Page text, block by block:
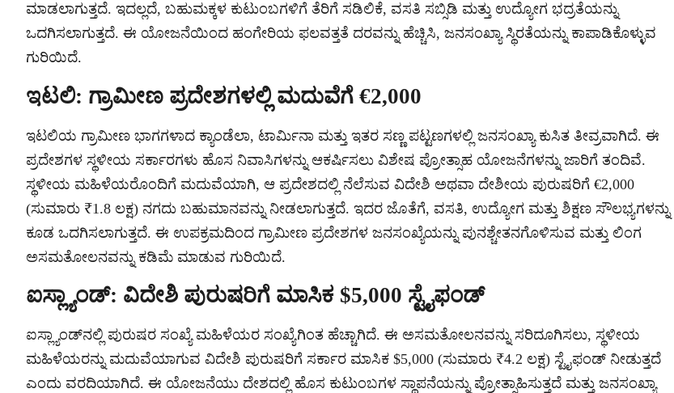
ಮಾಡಲಾಗುತ್ತದೆ. ಇದಲ್ಲದೆ, ಬಹುಮಕ್ಕಳ ಕುಟುಂಬಗಳಿಗೆ ತೆರಿಗೆ ಸಡಿಲಿಕೆ, ವಸತಿ ಸಬ್ಸಿಡಿ ಮತ್ತು ಉದ್ಯೋಗ ಭದ್ರತೆಯನ್ನು
ಒದಗಿಸಲಾಗುತ್ತದೆ. ಈ ಯೋಜನೆಯಿಂದ ಹಂಗೇರಿಯ ಫಲವತ್ತತೆ ದರವನ್ನು ಹೆಚ್ಚಿಸಿ, ಜನಸಂಖ್ಯಾ ಸ್ಥಿರತೆಯನ್ನು ಕಾಪಾಡಿಕೊಳ್ಳುವ
ಗುರಿಯಿದೆ.
ಇಟಲಿ: ಗ್ರಾಮೀಣ ಪ್ರದೇಶಗಳಲ್ಲಿ ಮದುವೆಗೆ €2,000
ಇಟಲಿಯ ಗ್ರಾಮೀಣ ಭಾಗಗಳಾದ ಕ್ಯಾಂಡೆಲಾ, ಟಾರ್ಮಿನಾ ಮತ್ತು ಇತರ ಸಣ್ಣ ಪಟ್ಟಣಗಳಲ್ಲಿ ಜನಸಂಖ್ಯಾ ಕುಸಿತ ತೀವ್ರವಾಗಿದೆ. ಈ
ಪ್ರದೇಶಗಳ ಸ್ಥಳೀಯ ಸರ್ಕಾರಗಳು ಹೊಸ ನಿವಾಸಿಗಳನ್ನು ಆಕರ್ಷಿಸಲು ವಿಶೇಷ ಪ್ರೋತ್ಸಾಹ ಯೋಜನೆಗಳನ್ನು ಜಾರಿಗೆ ತಂದಿವೆ.
ಸ್ಥಳೀಯ ಮಹಿಳೆಯರೊಂದಿಗೆ ಮದುವೆಯಾಗಿ, ಆ ಪ್ರದೇಶದಲ್ಲಿ ನೆಲೆಸುವ ವಿದೇಶಿ ಅಥವಾ ದೇಶೀಯ ಪುರುಷರಿಗೆ €2,000
(ಸುಮಾರು ₹1.8 ಲಕ್ಷ) ನಗದು ಬಹುಮಾನವನ್ನು ನೀಡಲಾಗುತ್ತದೆ. ಇದರ ಜೊತೆಗೆ, ವಸತಿ, ಉದ್ಯೋಗ ಮತ್ತು ಶಿಕ್ಷಣ ಸೌಲಭ್ಯಗಳನ್ನು
ಕೂಡ ಒದಗಿಸಲಾಗುತ್ತದೆ. ಈ ಉಪಕ್ರಮದಿಂದ ಗ್ರಾಮೀಣ ಪ್ರದೇಶಗಳ ಜನಸಂಖ್ಯೆಯನ್ನು ಪುನಶ್ಚೇತನಗೊಳಿಸುವ ಮತ್ತು ಲಿಂಗ
ಅಸಮತೋಲನವನ್ನು ಕಡಿಮೆ ಮಾಡುವ ಗುರಿಯಿದೆ.
ಐಸ್ಲ್ಯಾಂಡ್: ವಿದೇಶಿ ಪುರುಷರಿಗೆ ಮಾಸಿಕ $5,000 ಸ್ಟೈಫಂಡ್
ಐಸ್ಲ್ಯಾಂಡ್‌ನಲ್ಲಿ ಪುರುಷರ ಸಂಖ್ಯೆ ಮಹಿಳೆಯರ ಸಂಖ್ಯೆಗಿಂತ ಹೆಚ್ಚಾಗಿದೆ. ಈ ಅಸಮತೋಲನವನ್ನು ಸರಿದೂಗಿಸಲು, ಸ್ಥಳೀಯ
ಮಹಿಳೆಯರನ್ನು ಮದುವೆಯಾಗುವ ವಿದೇಶಿ ಪುರುಷರಿಗೆ ಸರ್ಕಾರ ಮಾಸಿಕ $5,000 (ಸುಮಾರು ₹4.2 ಲಕ್ಷ) ಸ್ಟೈಫಂಡ್ ನೀಡುತ್ತದೆ
ಎಂದು ವರದಿಯಾಗಿದೆ. ಈ ಯೋಜನೆಯು ದೇಶದಲ್ಲಿ ಹೊಸ ಕುಟುಂಬಗಳ ಸ್ಥಾಪನೆಯನ್ನು ಪ್ರೋತ್ಸಾಹಿಸುತ್ತದೆ ಮತ್ತು ಜನಸಂಖ್ಯಾ